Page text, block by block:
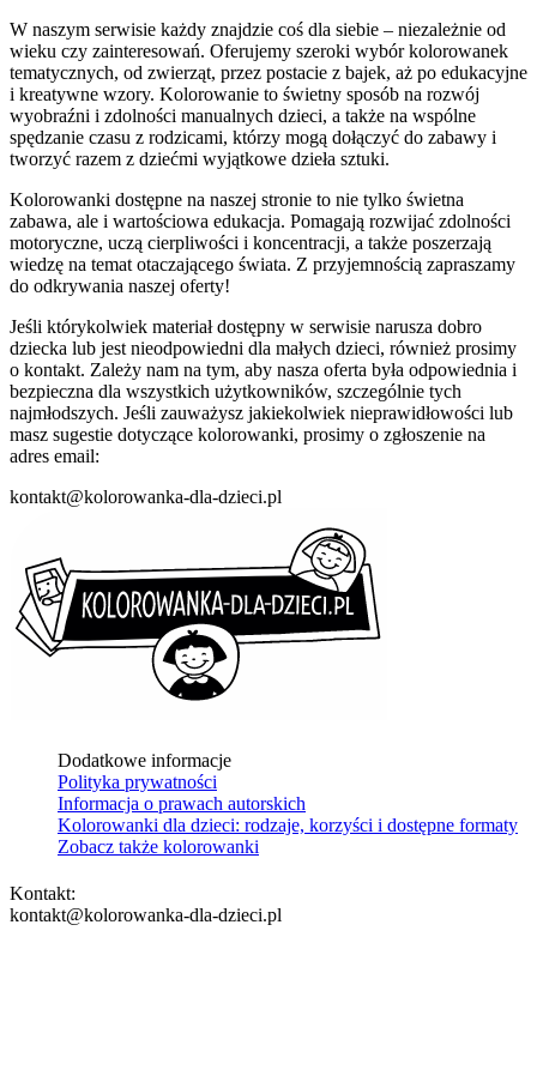
W naszym serwisie każdy znajdzie coś dla siebie – niezależnie od
wieku czy zainteresowań. Oferujemy szeroki wybór kolorowanek
tematycznych, od zwierząt, przez postacie z bajek, aż po edukacyjne
i kreatywne wzory. Kolorowanie to świetny sposób na rozwój
wyobraźni i zdolności manualnych dzieci, a także na wspólne
spędzanie czasu z rodzicami, którzy mogą dołączyć do zabawy i
tworzyć razem z dziećmi wyjątkowe dzieła sztuki.
Kolorowanki dostępne na naszej stronie to nie tylko świetna
zabawa, ale i wartościowa edukacja. Pomagają rozwijać zdolności
motoryczne, uczą cierpliwości i koncentracji, a także poszerzają
wiedzę na temat otaczającego świata. Z przyjemnością zapraszamy
do odkrywania naszej oferty!
Jeśli którykolwiek materiał dostępny w serwisie narusza dobro
dziecka lub jest nieodpowiedni dla małych dzieci, również prosimy
o kontakt. Zależy nam na tym, aby nasza oferta była odpowiednia i
bezpieczna dla wszystkich użytkowników, szczególnie tych
najmłodszych. Jeśli zauważysz jakiekolwiek nieprawidłowości lub
masz sugestie dotyczące kolorowanki, prosimy o zgłoszenie na
adres email:
kontakt@kolorowanka-dla-dzieci.pl
Dodatkowe informacje
Polityka prywatności
Informacja o prawach autorskich
Kolorowanki dla dzieci: rodzaje, korzyści i dostępne formaty
Zobacz także kolorowanki
Kontakt:
kontakt@kolorowanka-dla-dzieci.pl